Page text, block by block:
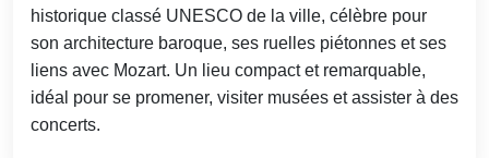
historique classé UNESCO de la ville, célèbre pour
son architecture baroque, ses ruelles piétonnes et ses
liens avec Mozart. Un lieu compact et remarquable,
idéal pour se promener, visiter musées et assister à des
concerts.